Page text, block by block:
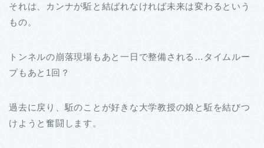
それは、カンナが駈と結ばれなければ未来は変わるという
もの。
トンネルの崩落現場もあと一日で整備される…タイムルー
プもあと1回？
過去に戻り、駈のことが好きな大学教授の娘と駈を結びつ
けようと奮闘します。